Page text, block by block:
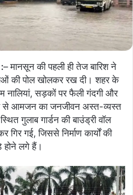
:– मानसून की पहली ही तेज बारिश ने
की पोल खोलकर रख दी। शहर के
नालियां, सड़कों पर फैली गंदगी और
से आमजन का जनजीवन अस्त-व्यस्त
गुलाब गार्डन की बाउंड्री वॉल
गिर गई, जिससे निर्माण कार्यों की
होने लगे हैं।